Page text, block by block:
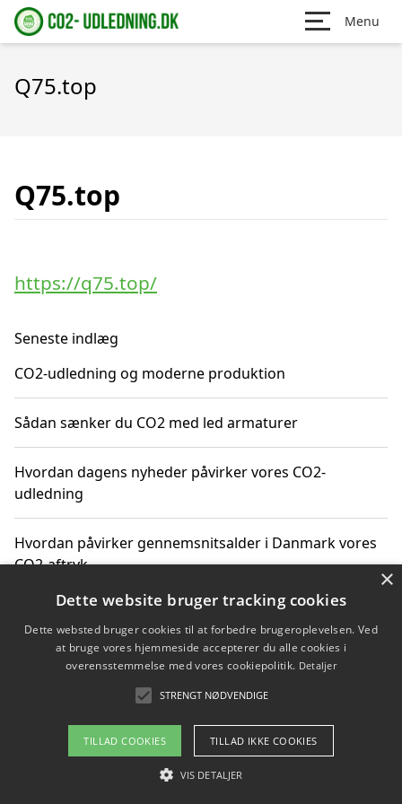
Menu
Q75.top
Q75.top
https://q75.top/
Seneste indlæg
CO2-udledning og moderne produktion
Sådan sænker du CO2 med led armaturer
Hvordan dagens nyheder påvirker vores CO2-
udledning
Hvordan påvirker gennemsnitsalder i Danmark vores
CO2-aftryk
Hvordan nyheder om CO2-udledning påvirker vores
hverdag
Om / kontakt
Blog Betingelser
×
Dette website bruger tracking cookies
Dette websted bruger cookies til at forbedre brugeroplevelsen. Ved
at bruge vores hjemmeside accepterer du alle cookies i
overensstemmelse med vores cookiepolitik. Detaljer
STRENGT NØDVENDIGE
TILLAD COOKIES TILLAD IKKE COOKIES
VIS DETALJER